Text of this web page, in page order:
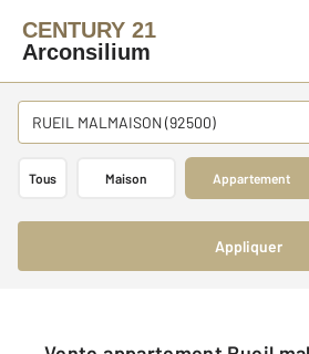
CENTURY 21
Arconsilium
RUEIL MALMAISON (92500)
Tous Maison Appartement
Appliquer